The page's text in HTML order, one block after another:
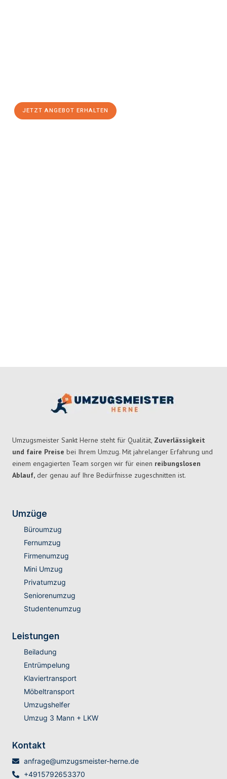
JETZT ANGEBOT ERHALTEN
Umzugsmeister Sankt Herne steht für Qualität, Zuverlässigkeit
und faire Preise bei Ihrem Umzug. Mit jahrelanger Erfahrung und
einem engagierten Team sorgen wir für einen reibungslosen
Ablauf, der genau auf Ihre Bedürfnisse zugeschnitten ist.
Umzüge
Büroumzug
Fernumzug
Firmenumzug
Mini Umzug
Privatumzug
Seniorenumzug
Studentenumzug
Leistungen
Beiladung
Entrümpelung
Klaviertransport
Möbeltransport
Umzugshelfer
Umzug 3 Mann + LKW
Kontakt
anfrage@umzugsmeister-herne.de
+4915792653370